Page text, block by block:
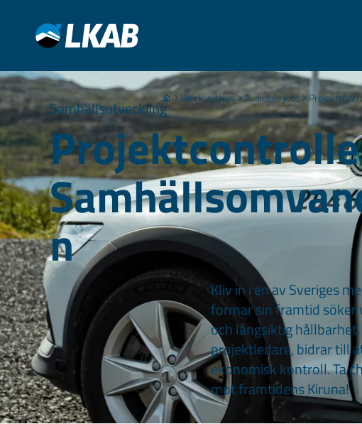
Work with us Available jobs
Samhällsutveckling
n
Kliv in i en av Sveriges
formar sin framtid söker
och långsiktig
projektledare, bidrar till
ekonomisk kontroll. Ta
mot framtidens Kiruna!